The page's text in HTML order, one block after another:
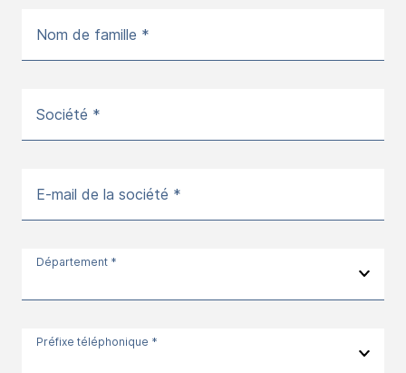
Nom de famille *
Société *
E-mail de la société *
Département *
Préfixe téléphonique *